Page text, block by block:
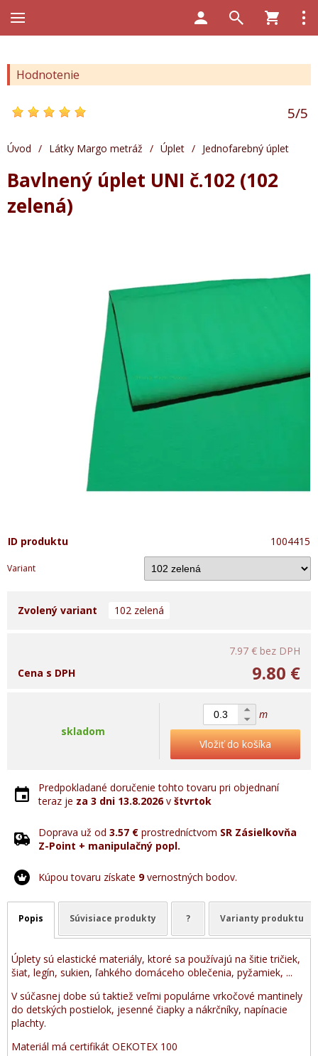
Hodnotenie
5/5
Úvod / Látky Margo metráž / Úplet / Jednofarebný úplet
Bavlnený úplet UNI č.102 (102
zelená)
ID produktu 1004415
Variant
Zvolený variant 102 zelená
7.97 € bez DPH
9.80 €
Cena s DPH
skladom
m
Vložiť do košíka
Predpokladané doručenie tohto tovaru pri objednaní
teraz je za 3 dni 13.8.2026v štvrtok
Doprava už od 3.57 € prostredníctvom SR Zásielkovňa
Z-Point + manipulačný popl.
Kúpou tovaru získate 9vernostných bodov.
Popis Súvisiace produkty ? Varianty produktu
Úplety sú elastické materiály, ktoré sa používajú na šitie tričiek,
šiat, legín, sukien, ľahkého domáceho oblečenia, pyžamiek, ...
V súčasnej dobe sú taktiež veľmi populárne vrkočové mantinely
do detských postielok, jesenné čiapky a nákrčníky, napínacie
plachty.
Materiál má certifikát OEKOTEX 100